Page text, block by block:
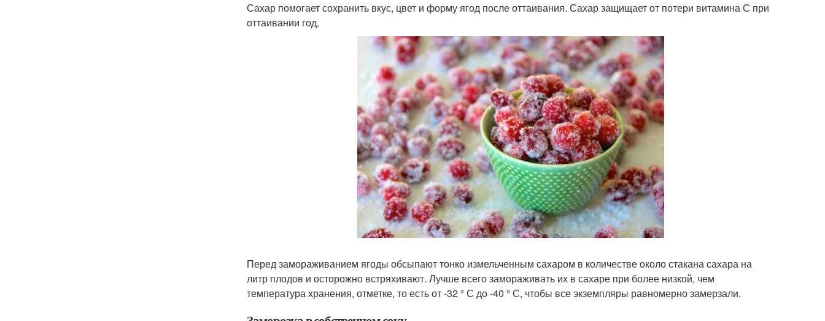
Сахар помогает сохранить вкус, цвет и форму ягод после оттаивания. Сахар защищает от потери витамина С при
оттаивании год.
Перед замораживанием ягоды обсыпают тонко измельченным сахаром в количестве около стакана сахара на
литр плодов и осторожно встряхивают. Лучше всего замораживать их в сахаре при более низкой, чем
температура хранения, отметке, то есть от -32 ° С до -40 ° С, чтобы все экземпляры равномерно замерзали.